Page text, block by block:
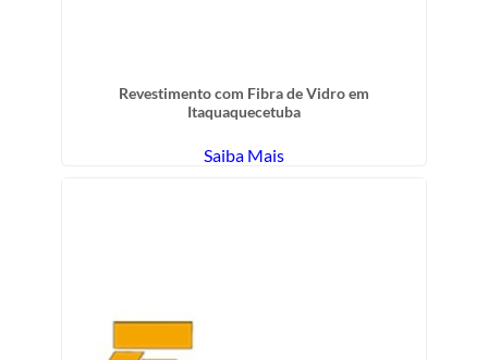
Revestimento com Fibra de Vidro em
Itaquaquecetuba
Saiba Mais